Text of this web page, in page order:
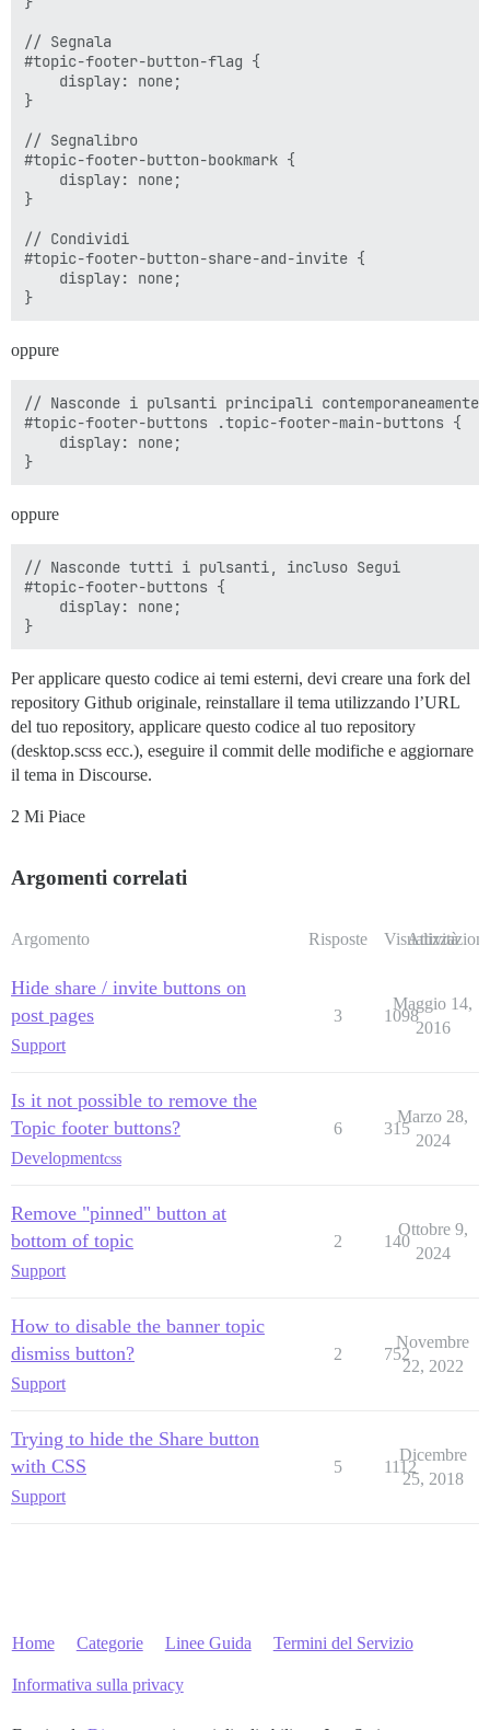
// Segnala
#topic-footer-button-flag {
}
// Segnalibro
#topic-footer-button-bookmark {
}
// Condividi
#topic-footer-button-share-and-invite {
oppure
// Nasconde i pulsanti principali contemporaneamente,
#topic-footer-buttons .topic-footer-main-buttons {
oppure
// Nasconde tutti i pulsanti, incluso Segui
#topic-footer-buttons {
Per applicare questo codice ai temi esterni, devi creare una fork del
repository Github originale, reinstallare il tema utilizzando l’URL
del tuo repository, applicare questo codice al tuo repository
(desktop.scss ecc.), eseguire il commit delle modifiche e aggiornare
il tema in Discourse.
2 Mi Piace
Argomenti correlati
Argomento Risposte Visualizzazioni
Attività
Hide share / invite buttons on
post pages
Support
3 1098
Maggio 14,
2016
Is it not possible to remove the
Topic footer buttons?
Developmentcss
6 315
Marzo 28,
2024
Remove "pinned" button at
bottom of topic
Support
2 140
Ottobre 9,
2024
How to disable the banner topic
dismiss button?
Support
2 752
Novembre
22, 2022
Trying to hide the Share button
with CSS
Support
5 1112
Dicembre
25, 2018
Home Categorie Linee Guida Termini del Servizio
Informativa sulla privacy